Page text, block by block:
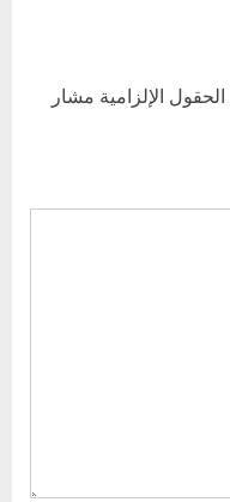
الحقول الإلزامية مشار